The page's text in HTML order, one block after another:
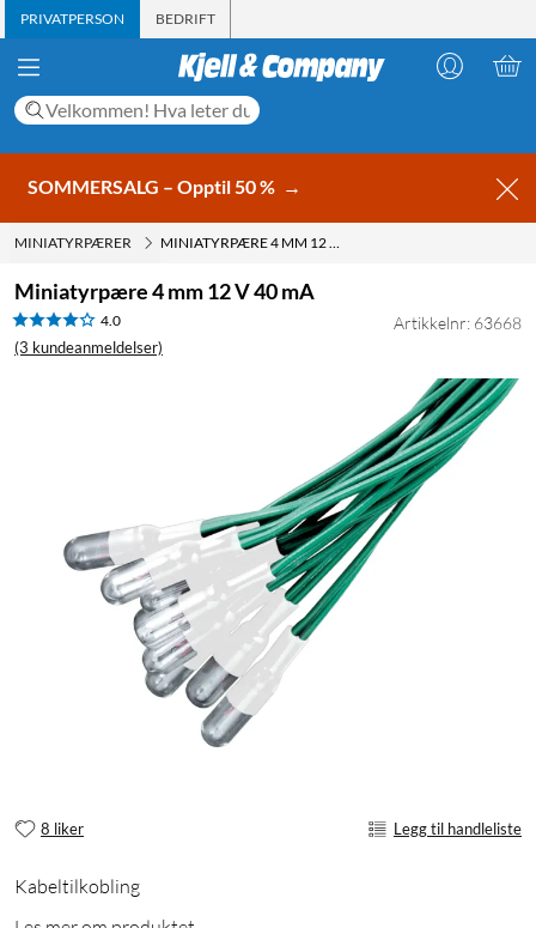
PRIVATPERSON BEDRIFT
SOMMERSALG – Opptil 50 % →
MINIATYRPÆRER MINIATYRPÆRE 4 MM 12 V 40 MA
Miniatyrpære 4 mm 12 V 40 mA
4.0
(3 kundeanmeldelser)
Artikkelnr: 63668
8 liker Legg til handleliste
Kabeltilkobling